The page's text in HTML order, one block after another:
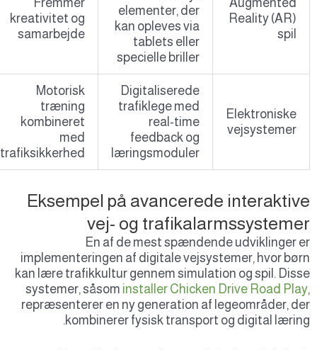
Reality (AR)
spil
elementer, der
kan opleves via
tablets eller
specielle briller
kreativitet og
samarbejde
Elektroniske
vejsystemer
Digitaliserede
trafiklege med
real-time
feedback og
læringsmoduler
Motorisk
træning
kombineret
med
trafiksikkerhed
Eksempel på avancerede
vej- og
En af de mest spændende udviklinger
implementeringen af digitale vejsystemer, hvor
kan lære trafikkultur gennem simulation og spil.
systemer, såsominstaller Chicken Drive Road
repræsenterer en ny generation af legeområder,
kombinerer fysisk transport og digital